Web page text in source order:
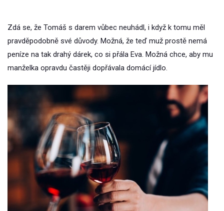
Zdá se, že Tomáš s darem vůbec neuhádl, i když k tomu měl
pravděpodobně své důvody. Možná, že teď muž prostě nemá
peníze na tak drahý dárek, co si přála Eva. Možná chce, aby mu
manželka opravdu častěji dopřávala domácí jídlo.